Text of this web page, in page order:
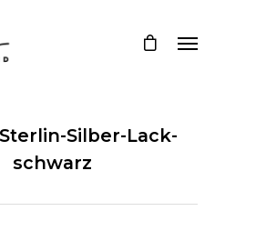
Silber-Lack-
schwarz